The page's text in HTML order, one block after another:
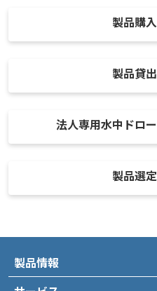
製品購
製品貸
法人専用水中ドロ
製品選
製品情報